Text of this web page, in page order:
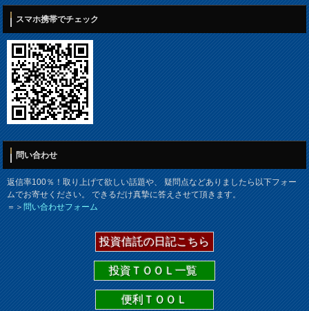
スマホ携帯でチェック
問い合わせ
返信率100％！取り上げて欲しい話題や、 疑問点などありましたら以下フォー
ムでお寄せください。 できるだけ真摯に答えさせて頂きます。
＝＞問い合わせフォーム
投資信託の日記こちら
投資ＴＯＯＬ一覧
便利ＴＯＯＬ